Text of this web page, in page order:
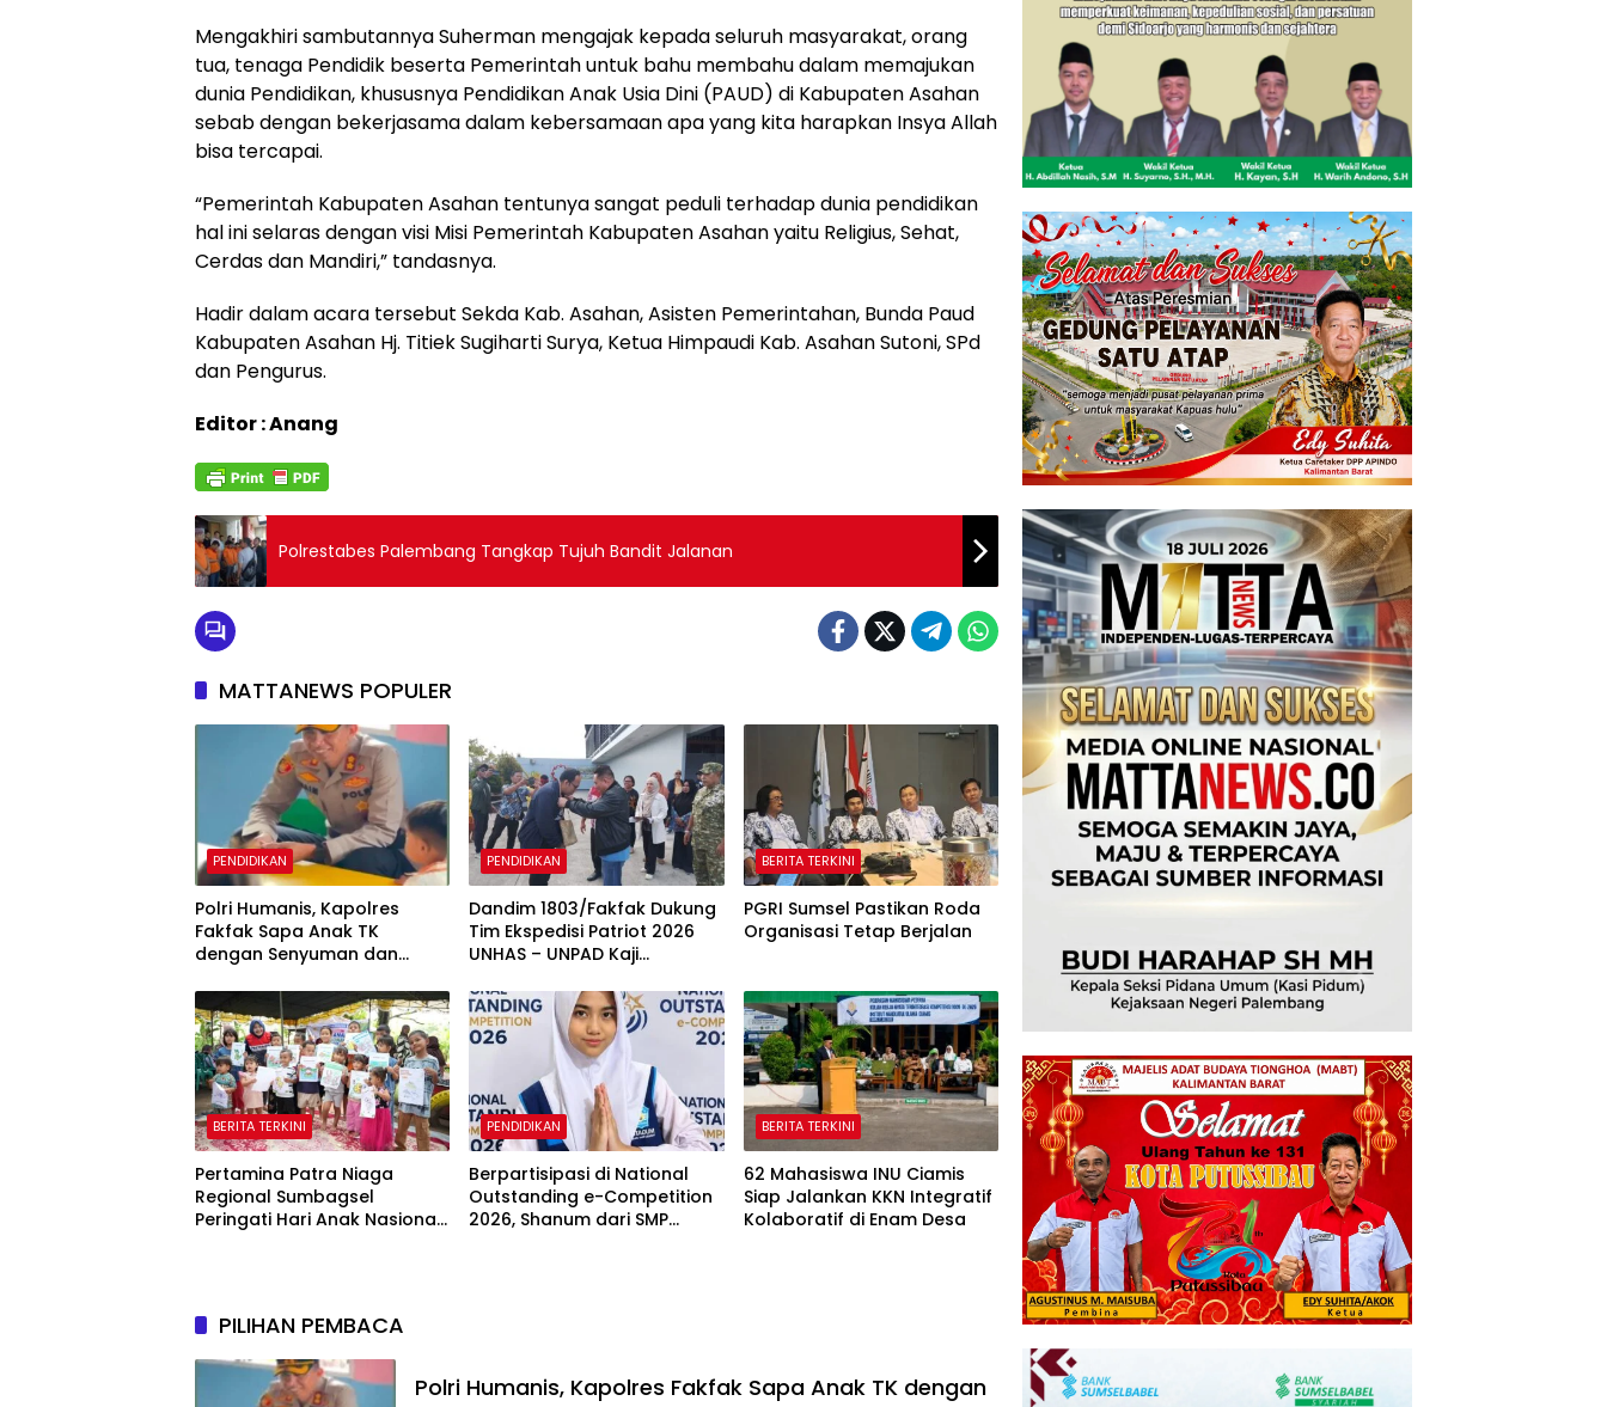
Mengakhiri sambutannya Suherman mengajak kepada seluruh masyarakat, orang
tua, tenaga Pendidik beserta Pemerintah untuk bahu membahu dalam memajukan
dunia Pendidikan, khususnya Pendidikan Anak Usia Dini (PAUD) di Kabupaten Asahan
sebab dengan bekerjasama dalam kebersamaan apa yang kita harapkan Insya Allah
bisa tercapai.
“Pemerintah Kabupaten Asahan tentunya sangat peduli terhadap dunia pendidikan
hal ini selaras dengan visi Misi Pemerintah Kabupaten Asahan yaitu Religius, Sehat,
Cerdas dan Mandiri,” tandasnya.
Hadir dalam acara tersebut Sekda Kab. Asahan, Asisten Pemerintahan, Bunda Paud
Kabupaten Asahan Hj. Titiek Sugiharti Surya, Ketua Himpaudi Kab. Asahan Sutoni, SPd
dan Pengurus.
Editor : Anang
Polrestabes Palembang Tangkap Tujuh Bandit Jalanan
MATTANEWS POPULER
PENDIDIKAN
Polri Humanis, Kapolres
Fakfak Sapa Anak TK
dengan Senyuman dan
PENDIDIKAN
Dandim 1803/Fakfak Dukung
Tim Ekspedisi Patriot 2026
UNHAS – UNPAD Kaji
Fakfak
BERITA TERKINI
PGRI Sumsel Pastikan Roda
Organisasi Tetap Berjalan
BERITA TERKINI
Pertamina Patra Niaga
Regional Sumbagsel
Peringati Hari Anak Nasional
PENDIDIKAN
Berpartisipasi di National
Outstanding e-Competition
2026, Shanum dari SMP
BERITA TERKINI
62 Mahasiswa INU Ciamis
Siap Jalankan KKN Integratif
Kolaboratif di Enam Desa
PILIHAN PEMBACA
Polri Humanis, Kapolres Fakfak Sapa Anak TK dengan